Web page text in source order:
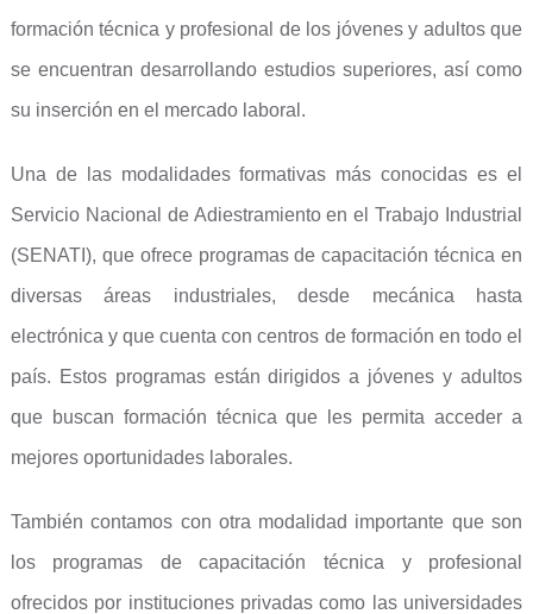
formación técnica y profesional de los jóvenes y adultos que
se encuentran desarrollando estudios superiores, así como
su inserción en el mercado laboral.
Una de las modalidades formativas más conocidas es el
Servicio Nacional de Adiestramiento en el Trabajo Industrial
(SENATI), que ofrece programas de capacitación técnica en
diversas áreas industriales, desde mecánica hasta
electrónica y que cuenta con centros de formación en todo el
país. Estos programas están dirigidos a jóvenes y adultos
que buscan formación técnica que les permita acceder a
mejores oportunidades laborales.
También contamos con otra modalidad importante que son
los programas de capacitación técnica y profesional
ofrecidos por instituciones privadas como las universidades